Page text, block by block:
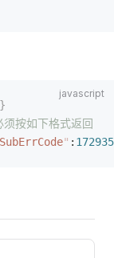
}
按如下格式返回
SubErrCode" :